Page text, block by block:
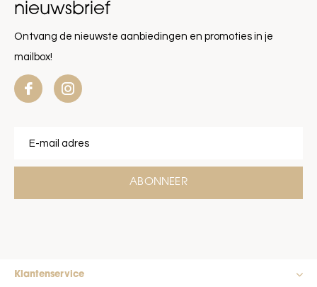
nieuwsbrief
Ontvang de nieuwste aanbiedingen en promoties in je
mailbox!
ABONNEER
Klantenservice